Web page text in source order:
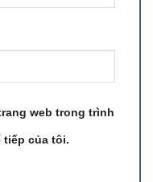
web trong trình
tiếp của tôi.